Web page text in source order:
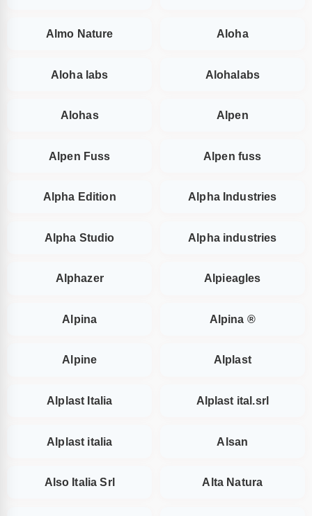
Almo Nature Aloha
Aloha labs Alohalabs
Alohas Alpen
Alpen Fuss Alpen fuss
Alpha Edition Alpha Industries
Alpha Studio Alpha industries
Alphazer Alpieagles
Alpina Alpina ®
Alpine Alplast
Alplast Italia Alplast ital.srl
Alplast italia Alsan
Also Italia Srl Alta Natura